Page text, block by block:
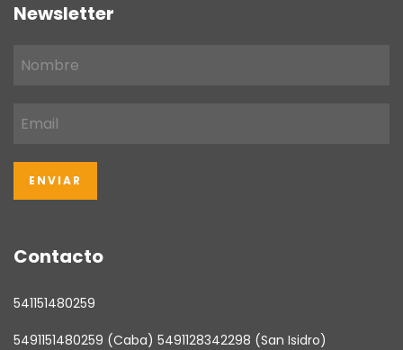
Newsletter
Contacto
541151480259
5491151480259 (Caba) 5491128342298 (San Isidro)